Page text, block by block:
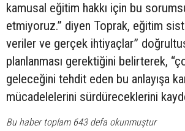
kamusal eğitim hakkı için bu
etmiyoruz.” diyen Toprak, eğitim
veriler ve gerçek ihtiyaçlar”
planlanması gerektiğini belirterek,
geleceğini tehdit eden bu anlayışa
mücadelelerini sürdüreceklerini
Bu haber toplam 643 defa okunmuştur